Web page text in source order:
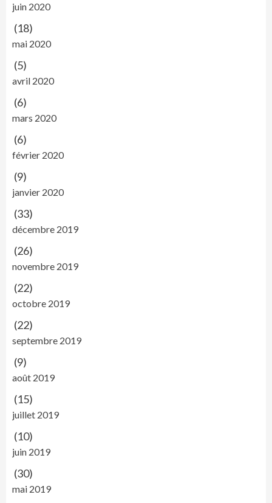
juin 2020
(18)
mai 2020
(5)
avril 2020
(6)
mars 2020
(6)
février 2020
(9)
janvier 2020
(33)
décembre 2019
(26)
novembre 2019
(22)
octobre 2019
(22)
septembre 2019
(9)
août 2019
(15)
juillet 2019
(10)
juin 2019
(30)
mai 2019